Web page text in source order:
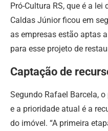
Pró-Cultura RS, que é a
Caldas Júnior ficou em
as empresas estão aptas
para esse projeto de
Captação de
Segundo Rafael Barcela,
e a prioridade atual é a
do imóvel. “A primeira